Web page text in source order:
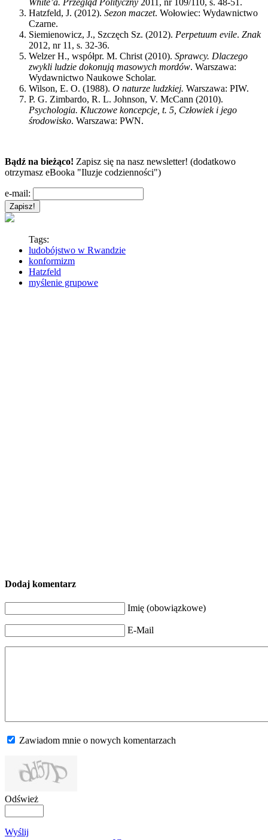
Hatzfeld, J. (2012). Sezon maczet. Wołowiec: Wydawnictwo
Czarne.
Siemienowicz, J., Szczęch Sz. (2012). Perpetuum evile. Znak
2012, nr 11, s. 32-36.
Welzer H., współpr. M. Christ (2010). Sprawcy. Dlaczego
zwykli ludzie dokonują masowych mordów. Warszawa:
Wydawnictwo Naukowe Scholar.
Wilson, E. O. (1988). O naturze ludzkiej. Warszawa: PIW.
P. G. Zimbardo, R. L. Johnson, V. McCann (2010).
Psychologia. Kluczowe koncepcje, t. 5, Człowiek i jego
środowisko. Warszawa: PWN.
Bądź na bieżąco! Zapisz się na nasz newsletter! (dodatkowo
otrzymasz eBooka "Iluzje codzienności")
e-mail:
Tags:
ludobójstwo w Rwandzie
konformizm
Hatzfeld
myślenie grupowe
Dodaj komentarz
Imię (obowiązkowe)
E-Mail
Zawiadom mnie o nowych komentarzach
Odśwież
Wyślij